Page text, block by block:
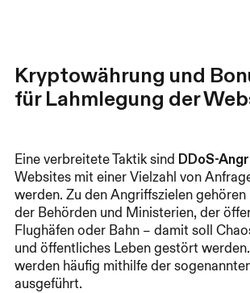
Kryptowährung und
für Lahmlegung der
Eine verbreitete Taktik sind DDoS-
Websites mit einer Vielzahl von
werden. Zu den Angriffszielen
der Behörden und Ministerien, der
Flughäfen oder Bahn – damit soll
und öffentliches Leben gestört
werden häufig mithilfe der
ausgeführt.